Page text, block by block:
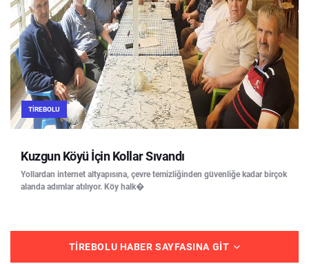
TIREBOLU
Kuzgun Köyü İçin Kollar Sıvandı
Yollardan internet altyapısına, çevre temizliğinden güvenliğe kadar birçok
alanda adımlar atılıyor. Köy halk�
TIREBOLU HABER SAYFASINA GIT